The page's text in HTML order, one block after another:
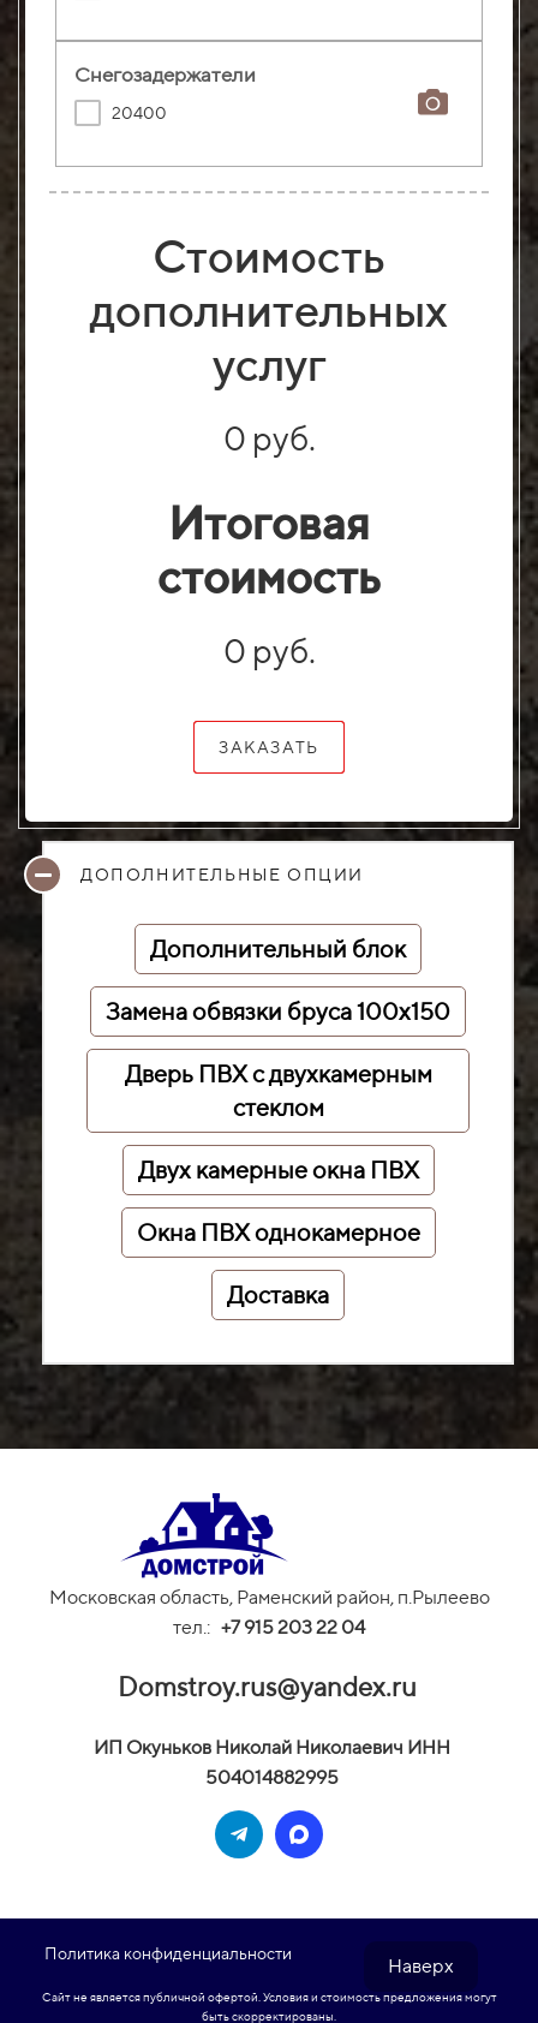
Снегозадержатели
20400
Стоимость
дополнительных
услуг
0 руб.
Итоговая
стоимость
0 руб.
ЗАКАЗАТЬ
ДОПОЛНИТЕЛЬНЫЕ ОПЦИИ
Дополнительный блок
Замена обвязки бруса 100х150
Дверь ПВХ с двухкамерным
стеклом
Двух камерные окна ПВХ
Окна ПВХ однокамерное
Доставка
Московская область, Раменский район, п.Рылеево
тел.: +7 915 203 22 04
Domstroy.rus@yandex.ru
ИП Окуньков Николай Николаевич ИНН
504014882995
Политика конфиденциальности
Сайт не является публичной офертой. Условия и стоимость предложения могут
быть скорректированы.
Наверх